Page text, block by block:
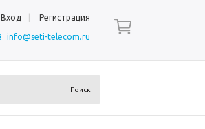
Вход Регистрация
info@seti-telecom.ru